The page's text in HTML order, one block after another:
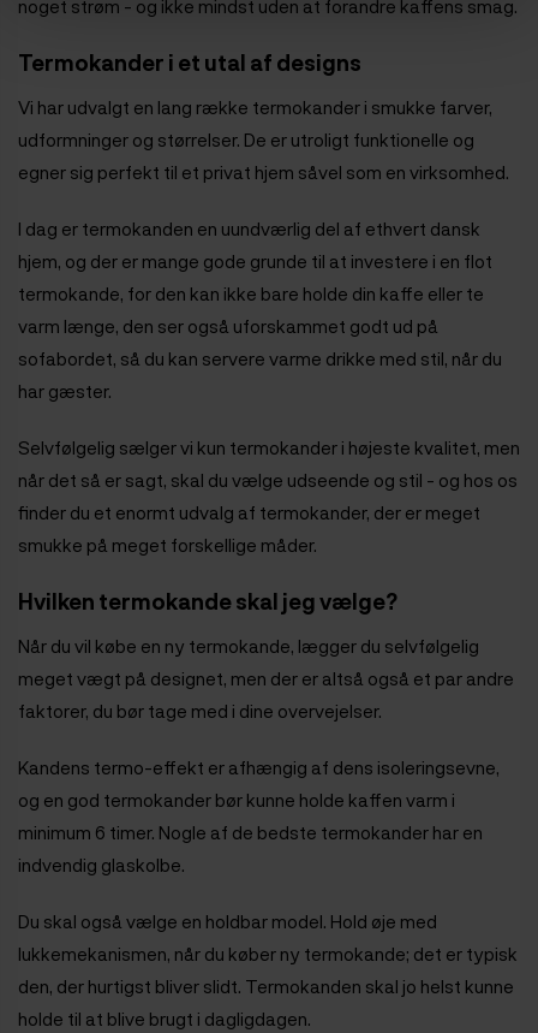
noget strøm - og ikke mindst uden at forandre kaffens smag.
Termokander i et utal af designs
Vi har udvalgt en lang række termokander i smukke farver,
udformninger og størrelser. De er utroligt funktionelle og
egner sig perfekt til et privat hjem såvel som en virksomhed.
I dag er termokanden en uundværlig del af ethvert dansk
hjem, og der er mange gode grunde til at investere i en flot
termokande, for den kan ikke bare holde din kaffe eller te
varm længe, den ser også uforskammet godt ud på
sofabordet, så du kan servere varme drikke med stil, når du
har gæster.
Selvfølgelig sælger vi kun termokander i højeste kvalitet, men
når det så er sagt, skal du vælge udseende og stil - og hos os
finder du et enormt udvalg af termokander, der er meget
smukke på meget forskellige måder.
Hvilken termokande skal jeg vælge?
Når du vil købe en ny termokande, lægger du selvfølgelig
meget vægt på designet, men der er altså også et par andre
faktorer, du bør tage med i dine overvejelser.
Kandens termo-effekt er afhængig af dens isoleringsevne,
og en god termokander bør kunne holde kaffen varm i
minimum 6 timer. Nogle af de bedste termokander har en
indvendig glaskolbe.
Du skal også vælge en holdbar model. Hold øje med
lukkemekanismen, når du køber ny termokande; det er typisk
den, der hurtigst bliver slidt. Termokanden skal jo helst kunne
holde til at blive brugt i dagligdagen.